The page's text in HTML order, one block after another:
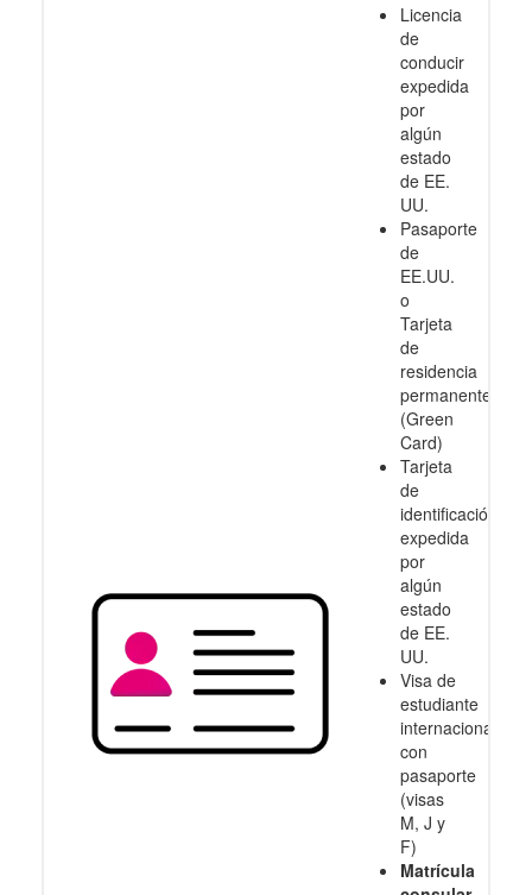
Licencia
de
conducir
expedida
por
algún
estado
de EE.
UU.
Pasaporte
de
EE.UU.
o
Tarjeta
de
residencia
permanente
(Green
Card)
Tarjeta
de
identificación
expedida
por
algún
estado
de EE.
UU.
Visa de
estudiante
internacional
con
pasaporte
(visas
M, J y
F)
Matrícula